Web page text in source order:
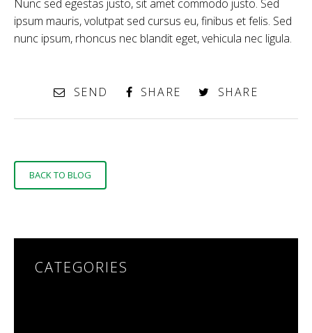
Nunc sed egestas justo, sit amet commodo justo. Sed
ipsum mauris, volutpat sed cursus eu, finibus et felis. Sed
nunc ipsum, rhoncus nec blandit eget, vehicula nec ligula.
SEND SHARE SHARE
BACK TO BLOG
CATEGORIES